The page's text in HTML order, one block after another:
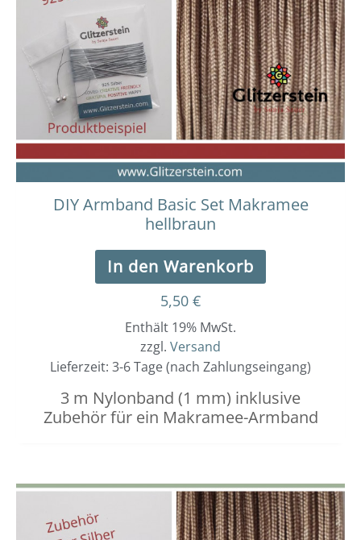
DIY Armband Basic Set Makramee
hellbraun
In den Warenkorb
5,50 €
Enthält 19% MwSt.
zzgl. Versand
Lieferzeit: 3-6 Tage (nach Zahlungseingang)
3 m Nylonband (1 mm) inklusive
Zubehör für ein Makramee-Armband